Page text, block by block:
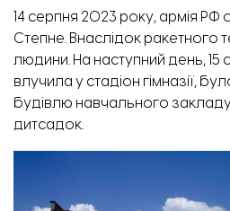
14 серпня 2023 року, армія РФ
Степне. Внаслідок ракетного
людини. На наступний день, 15
влучила у стадіон гімназії,
будівлю навчального
дитсадок.